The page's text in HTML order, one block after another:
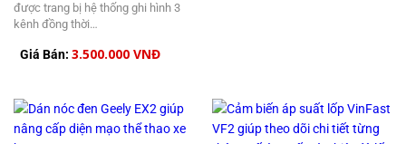
được trang bị hệ thống ghi hình 3
kênh đồng thời…
Giá Bán: 3.500.000 VNĐ